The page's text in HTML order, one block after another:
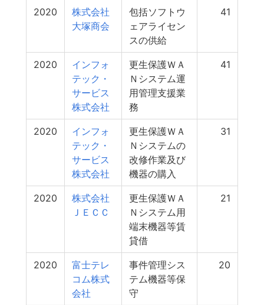
2020
株式会社
大塚商会
包括ソフトウ
ェアライセン
スの供給
41
2020
インフォ
テック・
サービス
株式会社
更生保護ＷＡ
Ｎシステム運
用管理支援業
務
41
2020
インフォ
テック・
サービス
株式会社
更生保護ＷＡ
Ｎシステムの
改修作業及び
機器の購入
31
2020
株式会社
ＪＥＣＣ
更生保護ＷＡ
Ｎシステム用
端末機器等賃
貸借
21
2020
富士テレ
コム株式
会社
事件管理シス
テム機器等保
守
20